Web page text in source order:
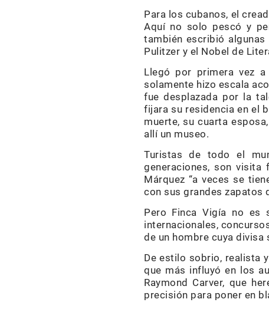
Para los cubanos, el
Aquí no solo pescó y
también escribió
Pulitzer y el Nobel de
Llegó por primera vez
solamente hizo escala
fue desplazada por la
fijara su residencia en el
muerte, su cuarta
allí un museo.
Turistas de todo el
generaciones, son visita
Márquez “a veces se
con sus grandes zapatos
Pero Finca Vigía no es
internacionales,
de un hombre cuya divisa
De estilo sobrio, realista
que más influyó en los
Raymond Carver, que
precisión para poner en